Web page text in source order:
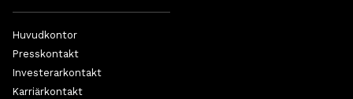
Huvudkontor
Presskontakt
Investerarkontakt
Karriärkontakt